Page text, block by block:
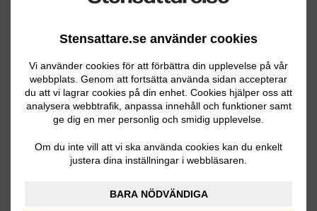
Stensattare.se använder cookies
Vi använder cookies för att förbättra din upplevelse på vår
webbplats. Genom att fortsätta använda sidan accepterar
du att vi lagrar cookies på din enhet. Cookies hjälper oss att
analysera webbtrafik, anpassa innehåll och funktioner samt
ge dig en mer personlig och smidig upplevelse.
Om du inte vill att vi ska använda cookies kan du enkelt
justera dina inställningar i webbläsaren.
BARA NÖDVÄNDIGA
Senaste förfrågningar
Stensättning / Marksten
Raserad sluttning av natursten vid
källarnedfart, ca 3 x 2 meter IMG_3810.
Lund 08.05.2026 08:01
Stensättning / Marksten